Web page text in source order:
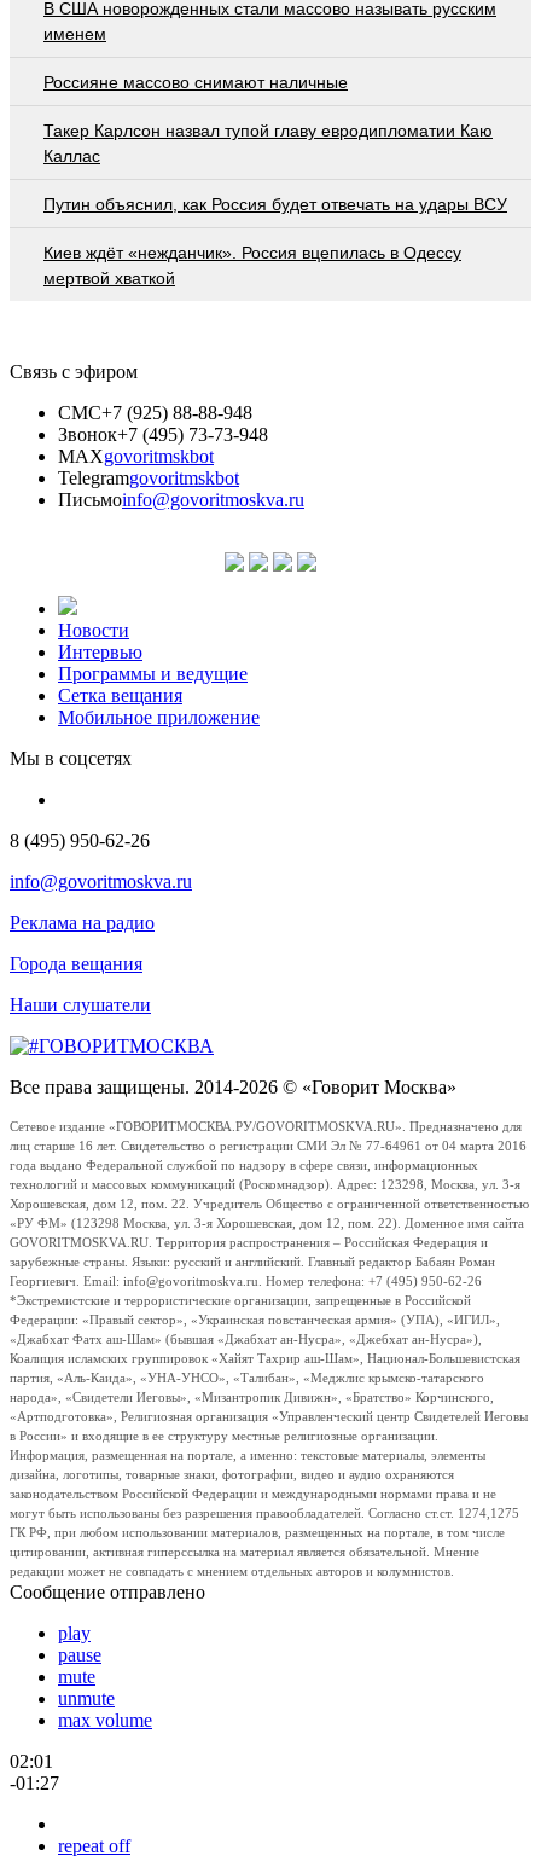
В США новорожденных стали массово называть русским
именем
Россияне массово снимают наличные
Такер Карлсон назвал тупой главу евродипломатии Каю
Каллас
Путин объяснил, как Россия будет отвечать на удары ВСУ
Киев ждёт «нежданчик». Россия вцепилась в Одессу
мертвой хваткой
Связь с эфиром
СМС+7 (925) 88-88-948
Звонок+7 (495) 73-73-948
MAXgovoritmskbot
Telegramgovoritmskbot
Письмоinfo@govoritmoskva.ru
Новости
Интервью
Программы и ведущие
Сетка вещания
Мобильное приложение
Мы в соцсетях
8 (495) 950-62-26
info@govoritmoskva.ru
Реклама на радио
Города вещания
Наши слушатели
Все права защищены. 2014-2026 © «Говорит Москва»
Сетевое издание «ГОВОРИТМОСКВА.РУ/GOVORITMOSKVA.RU». Предназначено для
лиц старше 16 лет. Свидетельство о регистрации СМИ Эл № 77-64961 от 04 марта 2016
года выдано Федеральной службой по надзору в сфере связи, информационных
технологий и массовых коммуникаций (Роскомнадзор). Адрес: 123298, Москва, ул. 3-я
Хорошевская, дом 12, пом. 22. Учредитель Общество с ограниченной ответственностью
«РУ ФМ» (123298 Москва, ул. 3-я Хорошевская, дом 12, пом. 22). Доменное имя сайта
GOVORITMOSKVA.RU. Территория распространения – Российская Федерация и
зарубежные страны. Языки: русский и английский. Главный редактор Бабаян Роман
Георгиевич. Email: info@govoritmoskva.ru. Номер телефона: +7 (495) 950-62-26
*Экстремистские и террористические организации, запрещенные в Российской
Федерации: «Правый сектор», «Украинская повстанческая армия» (УПА), «ИГИЛ»,
«Джабхат Фатх аш-Шам» (бывшая «Джабхат ан-Нусра», «Джебхат ан-Нусра»),
Коалиция исламских группировок «Хайят Тахрир аш-Шам», Национал-Большевистская
партия, «Аль-Каида», «УНА-УНСО», «Талибан», «Меджлис крымско-татарского
народа», «Свидетели Иеговы», «Мизантропик Дивижн», «Братство» Корчинского,
«Артподготовка», Религиозная организация «Управленческий центр Свидетелей Иеговы
в России» и входящие в ее структуру местные религиозные организации.
Информация, размещенная на портале, а именно: текстовые материалы, элементы
дизайна, логотипы, товарные знаки, фотографии, видео и аудио охраняются
законодательством Российской Федерации и международными нормами права и не
могут быть использованы без разрешения правообладателей. Согласно ст.ст. 1274,1275
ГК РФ, при любом использовании материалов, размещенных на портале, в том числе
цитировании, активная гиперссылка на материал является обязательной. Мнение
редакции может не совпадать с мнением отдельных авторов и колумнистов.
Сообщение отправлено
play
pause
mute
unmute
max volume
02:01
-01:27
repeat off